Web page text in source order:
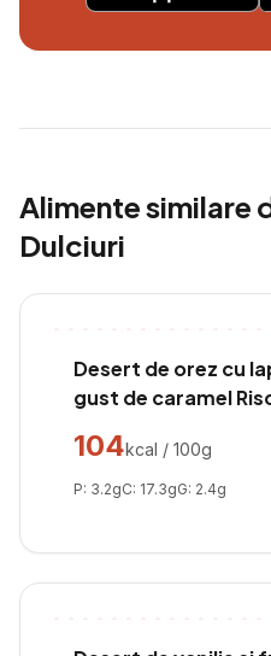
Alimente similare
Dulciuri
Desert de orez cu
gust de caramel
104kcal / 100g
P: 3.2gC: 17.3gG: 2.4g